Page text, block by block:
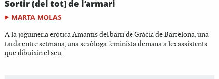
Sortir (del tot) de l’armari
MARTA MOLAS
A la joguineria eròtica Amantis del barri de Gràcia de Barcelona, una
tarda entre setmana, una sexòloga feminista demana a les assistents
que dibuixin el seu...